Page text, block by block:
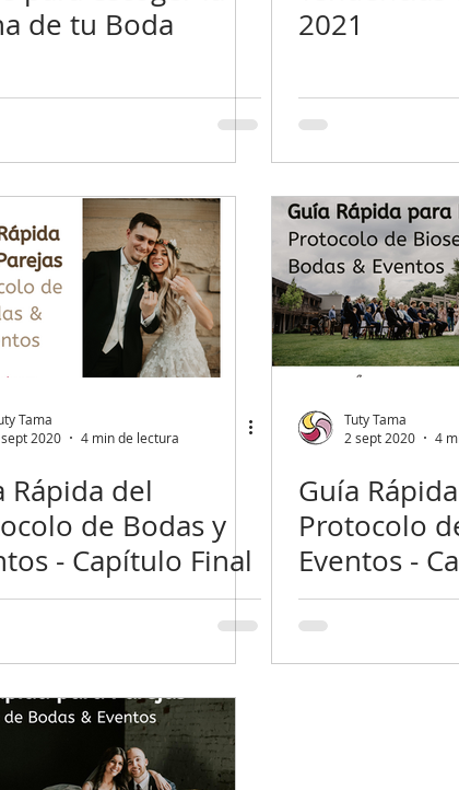
de tu Boda
2021
Tama
2020
4 min de lectura
Rápida del
de Bodas y
- Capítulo Final
Tuty Tama
2 sept 2020
4
Guía
Protocolo
Eventos -